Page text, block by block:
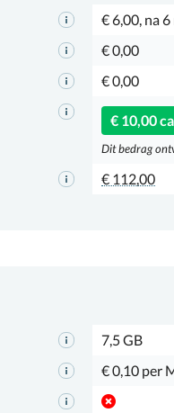
€ 6,00, na
€ 0,00
€ 0,00
€ 10,00
Dit bedrag
€ 112,00
7,5 GB
€ 0,10 per